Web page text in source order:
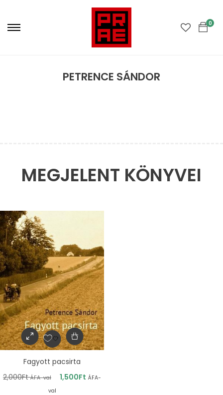
0
PETRENCE SÁNDOR
MEGJELENT KÖNYVEI
Fagyott pacsirta
2,000Ft ÁFA-val 1,500Ft ÁFA-
val